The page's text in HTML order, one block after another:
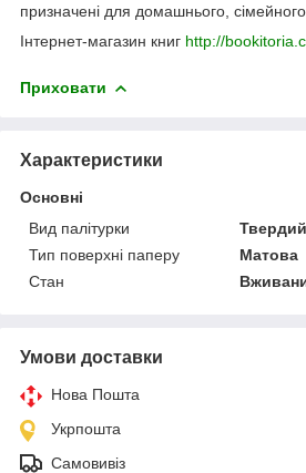
призначені для домашнього,
Інтернет-магазин книг http://
Приховати
Характеристики
Основні
Вид палітурки
Твердий
Тип поверхні паперу
Матова
Стан
Умови доставки
Нова Пошта
Укрпошта
Самовивіз